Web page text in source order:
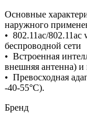
Основные
наружного
• 802.11ac/802.11ac
беспроводной сети
• Встроенная
внешняя антенна) и
• Превосходная
-40-55°C).
Бренд